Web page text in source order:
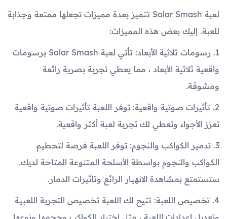
لعبة Solar Smash تتميز بعدة مميزات تجعلها ممتعة وجذابة
للعبة. إليك بعض هذه المميزات:
1. رسومات ثلاثية الأبعاد: تأتي لعبة Solar Smash برسومات
واقعية ثلاثية الأبعاد ، مما يعطي تجربة بصرية رائعة
ومشوقة.
2. تأثيرات صوتية واقعية: توفر اللعبة تأثيرات صوتية واقعية
تعزز الأجواء وتعطي لك تجربة لعبة أكثر واقعية.
3. تدمير الكواكب والنجوم: توفر اللعبة فرصة لتحطيم
الكواكب والنجوم بواسطة الأسلحة المتنوعة المتاحة لديك.
ستستمتع بمشاهدة الانهيار الرائع وتأثيرات الدمار.
4. تخصيص اللعبة: تتيح لك اللعبة تخصيص التجربة اللعبية
وتعديل إعدادات اللعبة ، مثل اختيار الكواكب وحجمها ونوعها